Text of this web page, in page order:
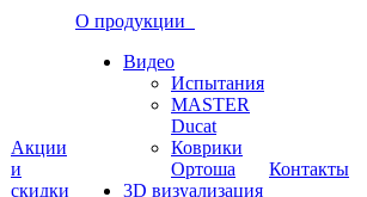
Акции
и
скидки
О продукции
Видео
Испытания
MASTER
Ducat
Коврики
Ортоша
3D визуализация
Контакты